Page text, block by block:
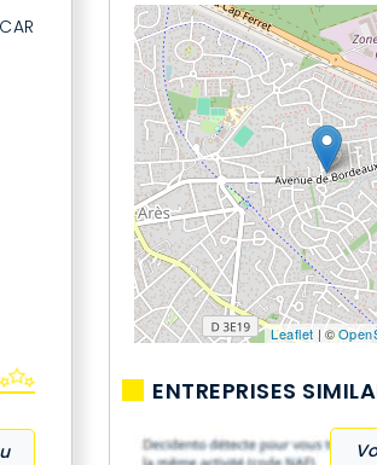
Leaflet | ©
ENTREPRISES